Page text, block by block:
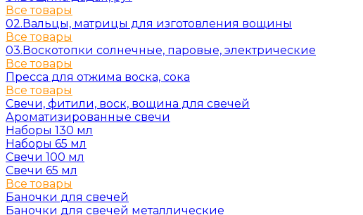
Все товары
02.Вальцы, матрицы для изготовления вощины
Все товары
03.Воскотопки солнечные, паровые, электрические
Все товары
Пресса для отжима воска, сока
Все товары
Свечи, фитили, воск, вощина для свечей
Ароматизированные свечи
Наборы 130 мл
Наборы 65 мл
Свечи 100 мл
Свечи 65 мл
Все товары
Баночки для свечей
Баночки для свечей металлические